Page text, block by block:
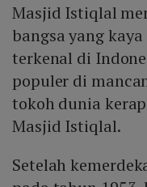
Masjid Istiqlal
bangsa yang
terkenal di
populer di
tokoh dunia
Masjid Istiqlal.
Setelah